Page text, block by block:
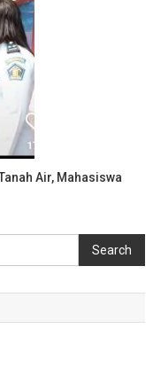
Air, Mahasiswa
Search